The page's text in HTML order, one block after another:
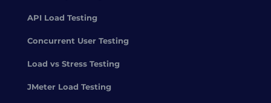
API Load Testing
Concurrent User Testing
Load vs Stress Testing
JMeter Load Testing